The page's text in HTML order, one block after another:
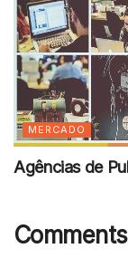
MERCADO
Agências de
Comments